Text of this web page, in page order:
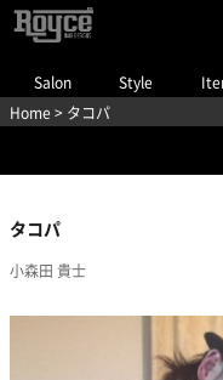
Salon Style
Home > タコパ
タコパ
小森田 貴士